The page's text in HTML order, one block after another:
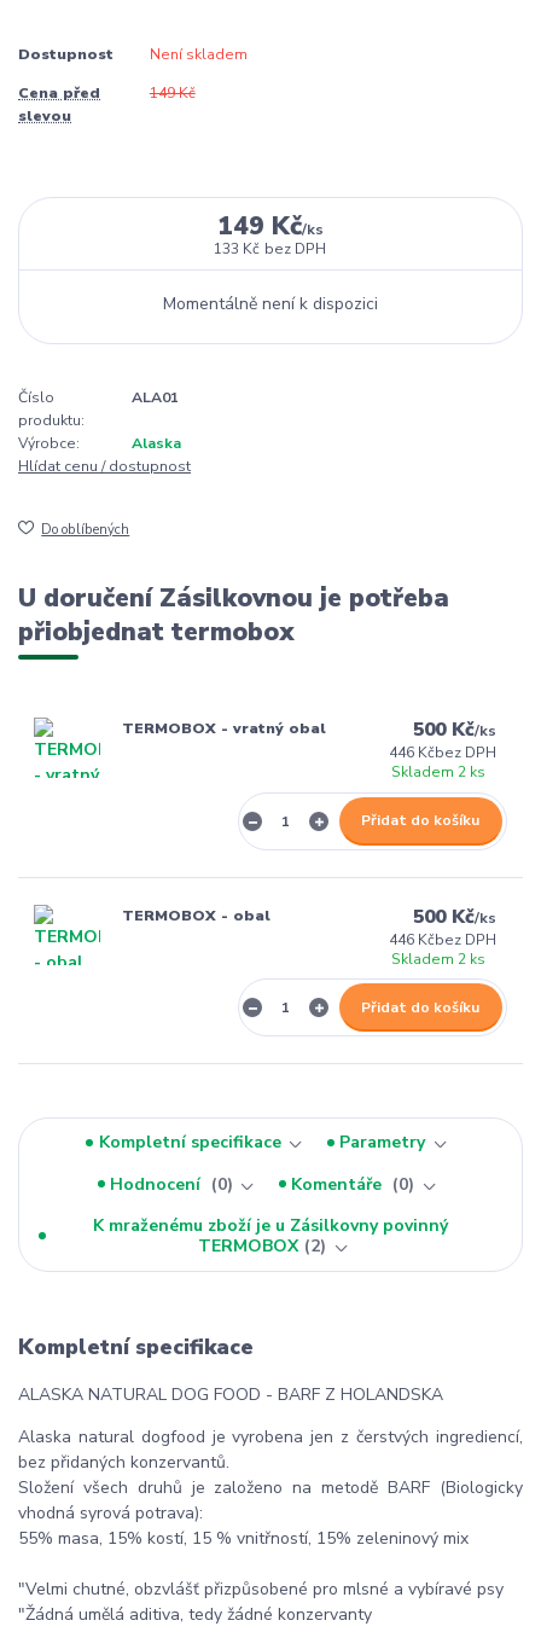
Dostupnost Není skladem
Cena před
slevou
149 Kč
149 Kč/ks
133 Kč bez DPH
Momentálně není k dispozici
Číslo
produktu:
ALA01
Výrobce:
Alaska
Hlídat cenu / dostupnost
Do oblíbených
U doručení Zásilkovnou je potřeba
přiobjednat termobox
TERMOBOX - vratný obal 500 Kč/ks
446 Kčbez DPH
Skladem 2 ks
Přidat do košíku
TERMOBOX - obal 500 Kč/ks
446 Kčbez DPH
Skladem 2 ks
Přidat do košíku
Kompletní specifikace
Parametry
Hodnocení
0 Komentáře
0
K mraženému zboží je u Zásilkovny povinný
TERMOBOX 2
Kompletní specifikace
ALASKA NATURAL DOG FOOD - BARF Z HOLANDSKA
Alaska natural dogfood je vyrobena jen z čerstvých ingrediencí,
bez přidaných konzervantů.
Složení všech druhů je založeno na metodě BARF (Biologicky
vhodná syrová potrava):
55% masa, 15% kostí, 15 % vnitřností, 15% zeleninový mix
"Velmi chutné, obzvlášť přizpůsobené pro mlsné a vybíravé psy
"Žádná umělá aditiva, tedy žádné konzervanty